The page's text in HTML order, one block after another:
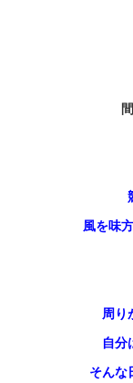
風を味
周り
自分
そんな